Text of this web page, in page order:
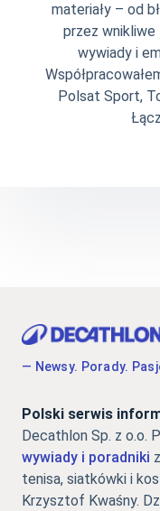
materiały – od
przez
wywiady i
Polsat Sport,
— Newsy. Porady.
Polski serwis
Decathlon Sp. z o.o.
wywiady i poradniki
tenisa, siatkówki i
Krzysztof Kwaśny.